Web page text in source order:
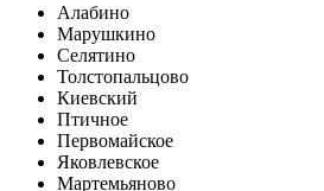
Алабино
Марушкино
Селятино
Толстопальцово
Киевский
Птичное
Первомайское
Яковлевское
Мартемьяново